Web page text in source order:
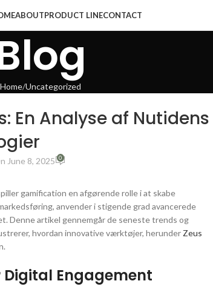
ABOUTPRODUCT LINECONTACT
Home Uncategorized
En Analyse af Nutidens
June 8, 2025 0
gamification en afgørende rolle i at skabe
anvender i stigende grad avancerede
Denne artikel gennemgår de seneste trends og
hvordan innovative værktøjer, herunder Zeus
Engagement